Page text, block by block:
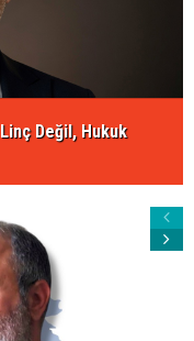
Değil, Hukuk